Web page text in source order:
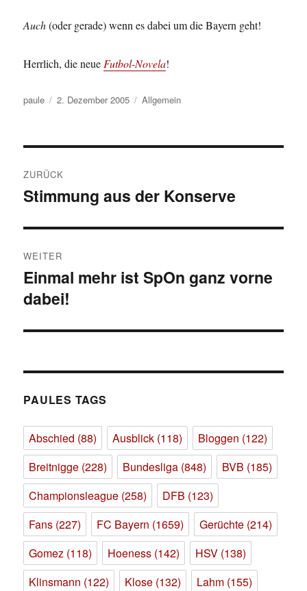
Auch(oder gerade) wenn es dabei um die Bayern geht!
Herrlich, die neueFutbol-Novela!
Autor
paule
Veröffentlicht
2. Dezember 2005 Kategorien
Allgemein
ZURÜCK
Vorheriger
Stimmung aus der Konserve
WEITER
Nächster
Beitrag:
Einmal mehr ist SpOn ganz vorne
dabei!
PAULES TAGS
Abschied (88) Ausblick (118) Bloggen (122)
Breitnigge (228) Bundesliga (848) BVB (185)
Championsleague (258) DFB (123)
Fans (227) FC Bayern (1659) Gerüchte (214)
Gomez (118) Hoeness (142) HSV (138)
Klinsmann (122) Klose (132) Lahm (155)